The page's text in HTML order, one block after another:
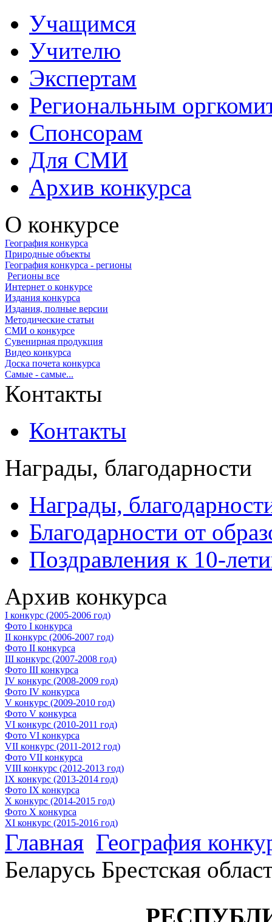
Учащимся
Учителю
Экспертам
Региональным
Спонсорам
Для СМИ
Архив конкурса
О конкурсе
География конкурса
Природные объекты
География конкурса - регионы
Регионы все
Интернет о конкурсе
Издания конкурса
Издания, полные версии
Методические статьи
СМИ о конкурсе
Сувенирная продукция
Видео конкурса
Доска почета конкурса
Самые - самые...
Контакты
Контакты
Награды, благодарности
Награды,
Благодарности от
Поздравления к 10-
Архив конкурса
I конкурс (2005-2006 год)
Фото I конкурса
II конкурс (2006-2007 год)
Фото II конкурса
III конкурс (2007-2008 год)
Фото III конкурса
IV конкурс (2008-2009 год)
Фото IV конкурса
V конкурс (2009-2010 год)
Фото V конкурса
VI конкурс (2010-2011 год)
Фото VI конкурса
VII конкурс (2011-2012 год)
Фото VII конкурса
VIII конкурс (2012-2013 год)
IX конкурс (2013-2014 год)
Фото IX конкурса
X конкурс (2014-2015 год)
Фото X конкурса
XI конкурс (2015-2016 год)
Главная География
Беларусь Брестская